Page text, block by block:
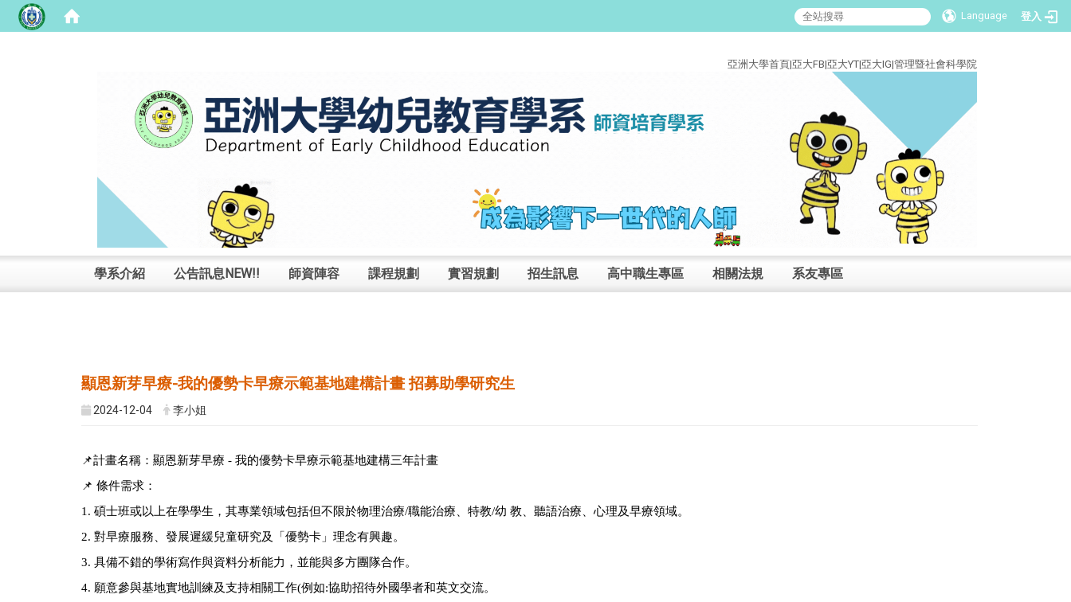
Language 登入
亞洲大學首頁|亞大FB|亞大YT|亞大IG|管理暨社會科學院
學系介紹 公告訊息NEW!! 師資陣容 課程規劃 實習規劃 招生訊息 高中職生專區 相關法規 系友專區
顯恩新芽早療-我的優勢卡早療示範基地建構計畫 招募助學研究生
2024-12-04 李小姐
📌計畫名稱：顯恩新芽早療 - 我的優勢卡早療示範基地建構三年計畫
📌 條件需求：
1. 碩士班或以上在學學生，其專業領域包括但不限於物理治療/職能治療、特教/幼 教、聽語治療、心理及早療領域。
2. 對早療服務、發展遲緩兒童研究及「優勢卡」理念有興趣。
3. 具備不錯的學術寫作與資料分析能力，並能與多方團隊合作。
4. 願意參與基地實地訓練及支持相關工作(例如:協助招待外國學者和英文交流。